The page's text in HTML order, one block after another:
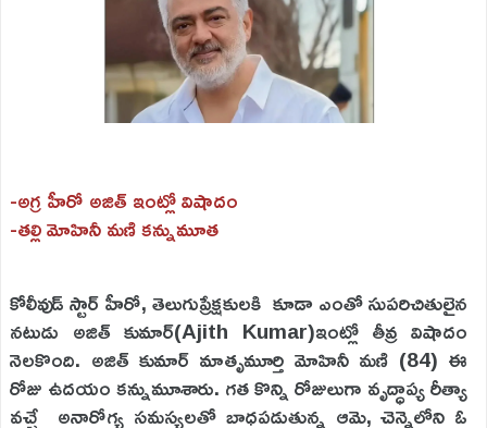
-అగ్ర హీరో అజిత్ ఇంట్లో విషాదం
-తల్లి మోహినీ మణి కన్నుమూత
కోలీవుడ్ స్టార్ హీరో, తెలుగుప్రేక్షకులకి కూడా ఎంతో సుపరిచితులైన
నటుడు అజిత్ కుమార్(Ajith Kumar)ఇంట్లో తీవ్ర విషాదం
నెలకొంది. అజిత్ కుమార్ మాతృమూర్తి మోహినీ మణి (84) ఈ
రోజు ఉదయం కన్నుమూశారు. గత కొన్ని రోజులుగా వృద్ధాప్య రీత్యా
వచ్చే అనారోగ్య సమస్యలతో బాధపడుతున్న ఆమె, చెన్నైలోని ఓ